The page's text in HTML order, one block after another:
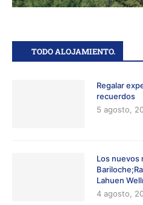
TODO ALOJAMIENTO.
Regalar
recuerdos
5 agosto,
Los nuevos
Lahuen
4 agosto,